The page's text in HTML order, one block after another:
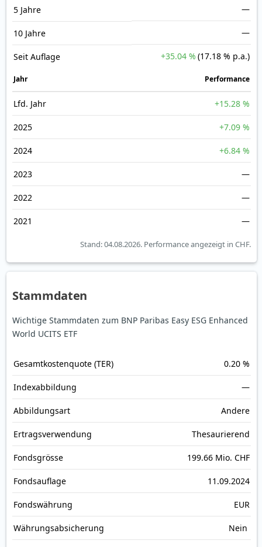
5 Jahre —
10 Jahre —
Seit Auflage +35.04 % (17.18 % p.a.)
Jahr Perfor­mance
Lfd. Jahr +15.28 %
2025 +7.09 %
2024 +6.84 %
2023 —
2022 —
2021 —
Stand: 04.08.2026. Performance angezeigt in CHF.
Stammdaten
Wichtige Stammdaten zum BNP Paribas Easy ESG Enhanced
World UCITS ETF
Gesamt­kosten­quote (TER) 0.20 %
Index­abbildung —
Abbildungs­art Andere
Ertrags­verwendung Thesaurierend
Fonds­grösse 199.66 Mio. CHF
Fonds­auflage 11.09.2024
Fonds­währung EUR
Währungsabsicherung Nein